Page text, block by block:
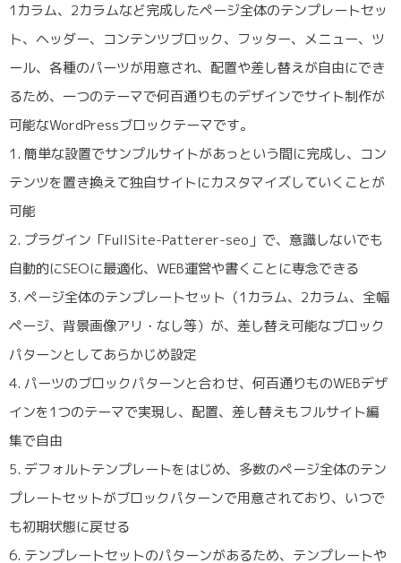
1カラム、2カラムなど完成したページ全体のテンプレートセッ
ト、ヘッダー、コンテンツブロック、フッター、メニュー、ツ
ール、各種のパーツが用意され、配置や差し替えが自由にでき
るため、一つのテーマで何百通りものデザインでサイト制作が
可能なWordPressブロックテーマです。
1. 簡単な設置でサンプルサイトがあっという間に完成し、コン
テンツを置き換えて独自サイトにカスタマイズしていくことが
可能
2. プラグイン「FullSite-Patterer-seo」で、意識しないでも
自動的にSEOに最適化、WEB運営や書くことに専念できる
3. ページ全体のテンプレートセット（1カラム、2カラム、全幅
ページ、背景画像アリ・なし等）が、差し替え可能なブロック
パターンとしてあらかじめ設定
4. パーツのブロックパターンと合わせ、何百通りものWEBデザ
インを1つのテーマで実現し、配置、差し替えもフルサイト編
集で自由
5. デフォルトテンプレートをはじめ、多数のページ全体のテン
プレートセットがブロックパターンで用意されており、いつで
も初期状態に戻せる
6. テンプレートセットのパターンがあるため、テンプレートや